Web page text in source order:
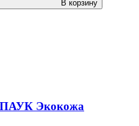
В корзину
Экокожа